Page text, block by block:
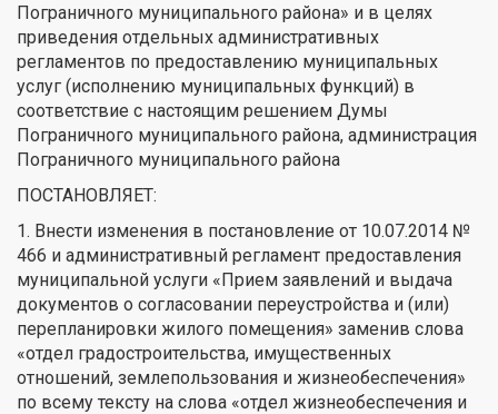
Пограничного муниципального района» и в целях
приведения отдельных административных
регламентов по предоставлению муниципальных
услуг (исполнению муниципальных функций) в
соответствие с настоящим решением Думы
Пограничного муниципального района, администрация
Пограничного муниципального района
ПОСТАНОВЛЯЕТ:
1. Внести изменения в постановление от 10.07.2014 №
466 и административный регламент предоставления
муниципальной услуги «Прием заявлений и выдача
документов о согласовании переустройства и (или)
перепланировки жилого помещения» заменив слова
«отдел градостроительства, имущественных
отношений, землепользования и жизнеобеспечения»
по всему тексту на слова «отдел жизнеобеспечения и